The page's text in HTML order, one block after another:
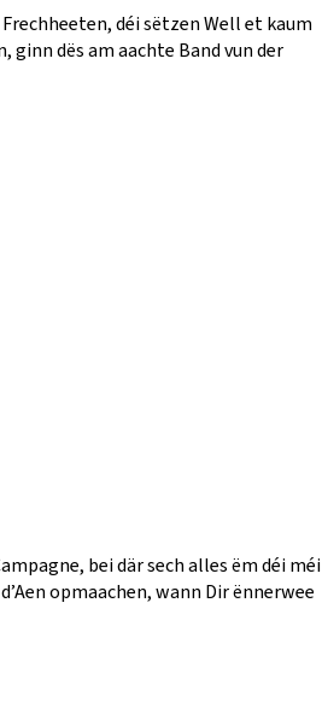
déi sëtzen Well et kaum
ginn dës am aachte Band vun der
bei där sech alles ëm déi méi
opmaachen, wann Dir ënnerwee